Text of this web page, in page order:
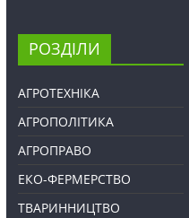
РОЗДІЛИ
АГРОТЕХНІКА
АГРОПОЛІТИКА
АГРОПРАВО
ЕКО-ФЕРМЕРСТВО
ТВАРИННИЦТВО